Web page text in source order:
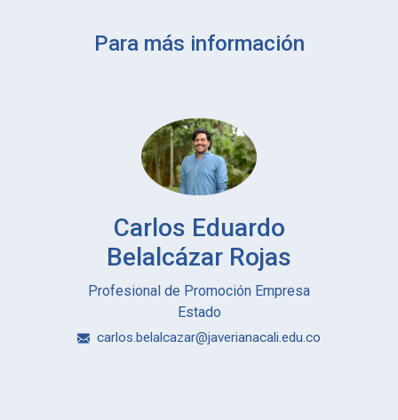
Para más información
Carlos Eduardo
Belalcázar Rojas
Profesional de Promoción Empresa
Estado
carlos.belalcazar@javerianacali.edu.co